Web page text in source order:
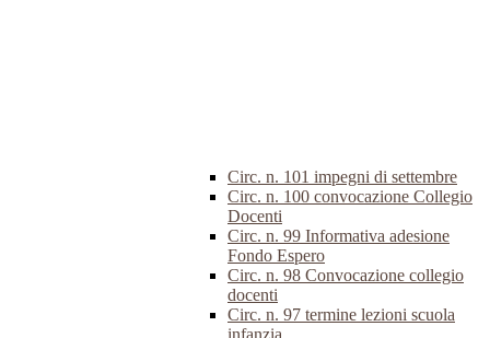
Circ. n. 101 impegni di settembre
Circ. n. 100 convocazione Collegio
Docenti
Circ. n. 99 Informativa adesione
Fondo Espero
Circ. n. 98 Convocazione collegio
docenti
Circ. n. 97 termine lezioni scuola